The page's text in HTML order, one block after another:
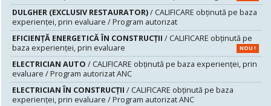
DULGHER (EXCLUSIV RESTAURATOR)/ CALIFICARE obținută pe baza
experienței, prin evaluare / Program autorizat
EFICIENȚĂ ENERGETICĂ ÎN CONSTRUCȚII / CALIFICARE obținută pe
baza experienței, prin evaluare
NOU !
ELECTRICIAN AUTO / CALIFICARE obținută pe baza experienței, prin
evaluare / Program autorizat ANC
ELECTRICIAN ÎN CONSTRUCȚII / CALIFICARE obținută pe baza
experienței, prin evaluare / Program autorizat ANC